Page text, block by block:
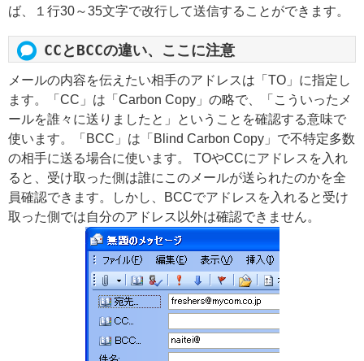
ば、１行30～35文字で改行して送信することができます。
CCとBCCの違い、ここに注意
メールの内容を伝えたい相手のアドレスは「TO」に指定し
ます。「CC」は「Carbon Copy」の略で、「こういったメ
ールを誰々に送りましたと」ということを確認する意味で
使います。「BCC」は「Blind Carbon Copy」で不特定多数
の相手に送る場合に使います。 TOやCCにアドレスを入れ
ると、受け取った側は誰にこのメールが送られたのかを全
員確認できます。しかし、BCCでアドレスを入れると受け
取った側では自分のアドレス以外は確認できません。